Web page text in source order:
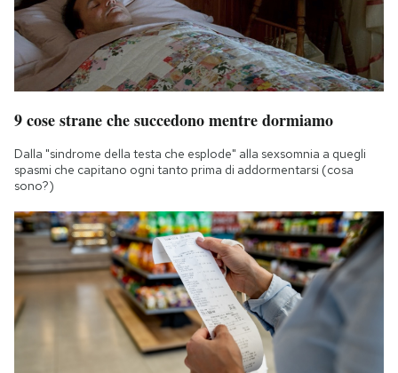
9 cose strane che succedono mentre dormiamo
Dalla "sindrome della testa che esplode" alla sexsomnia a quegli
spasmi che capitano ogni tanto prima di addormentarsi (cosa
sono?)